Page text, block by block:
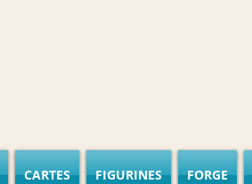
CARTES FIGURINES FORGE